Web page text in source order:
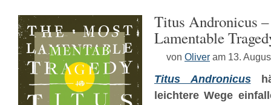
Titus Andronicus
Lamentable
von Oliver am 13.
Titus Andronicus
leichtere Wege